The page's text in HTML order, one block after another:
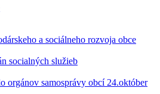
a sociálneho rozvoja obce
socialných služieb
orgánov samosprávy obcí 24.október